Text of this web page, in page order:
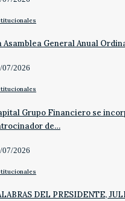
Asamblea General Anual
07/2026
Grupo Financiero se
de…
07/2026
DEL PRESIDENTE,